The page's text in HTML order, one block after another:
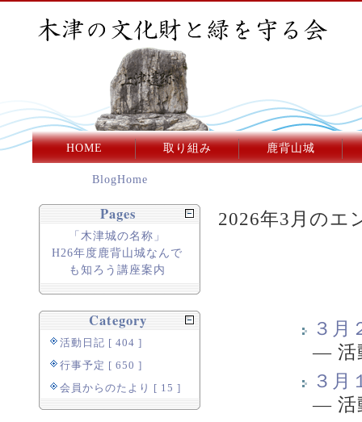
HOME 取り組み 鹿背山城
2026年3月のエ
３月
—活
３月
—活
BlogHome
Pages
「木津城の名称」
H26年度鹿背山城なんで
も知ろう講座案内
Category
活動日記 [ 404 ]
行事予定 [ 650 ]
会員からのたより [ 15 ]